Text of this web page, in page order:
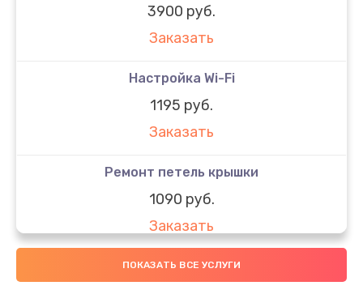
3900 руб.
Заказать
Настройка Wi-Fi
1195 руб.
Заказать
Ремонт петель крышки
1090 руб.
Заказать
Замена вебкамеры
ПОКАЗАТЬ ВСЕ УСЛУГИ